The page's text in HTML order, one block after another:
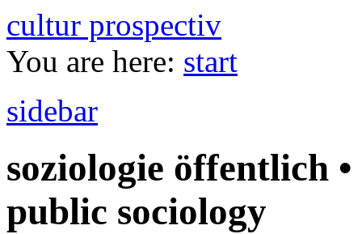
cultur prospectiv
You are here: start
sidebar
soziologie öffentlich
public sociology